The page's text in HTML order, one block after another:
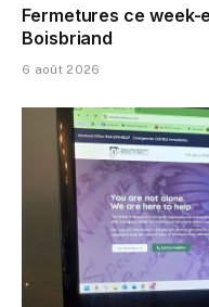
Fermetures ce week-
Boisbriand
6 août 2026